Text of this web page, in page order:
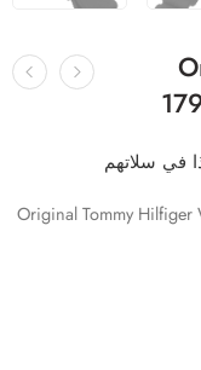
Original Tommy Hilfiger